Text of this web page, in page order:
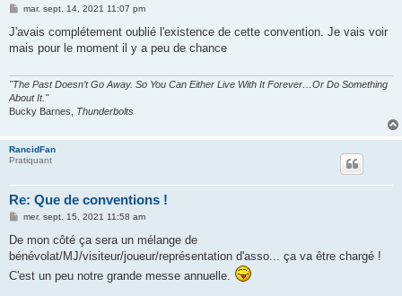
M
s
a
mar. sept. 14, 2021 11:07 pm
J'avais complétement oublié l'existence de cette convention. Je vais voir
mais pour le moment il y a peu de chance
"The Past Doesn’t Go Away. So You Can Either Live With It Forever…Or Do Something
About It."
Bucky Barnes, Thunderbolts
RancidFan
Pratiquant
Re: Que de conventions !
M
s
a
e
mer. sept. 15, 2021 11:58 am
De mon côté ça sera un mélange de
bénévolat/MJ/visiteur/joueur/représentation d'asso... ça va être chargé !
C'est un peu notre grande messe annuelle.